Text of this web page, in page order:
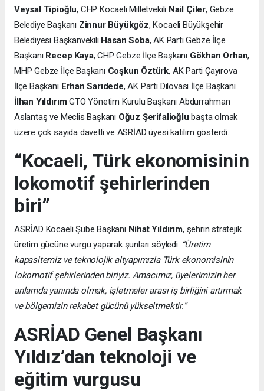
Veysal Tipioğlu, CHP Kocaeli Milletvekili Nail Çiler, Gebze
Belediye Başkanı Zinnur Büyükgöz, Kocaeli Büyükşehir
Belediyesi Başkanvekili Hasan Soba, AK Parti Gebze İlçe
Başkanı Recep Kaya, CHP Gebze İlçe Başkanı Gökhan Orhan,
MHP Gebze İlçe Başkanı Coşkun Öztürk, AK Parti Çayırova
İlçe Başkanı Erhan Sarıdede, AK Parti Dilovası İlçe Başkanı
İlhan YıldırımGTO Yönetim Kurulu Başkanı Abdurrahman
Aslantaş ve Meclis Başkanı Oğuz Şerifalioğlu başta olmak
üzere çok sayıda davetli ve ASRİAD üyesi katılım gösterdi.
“Kocaeli, Türk ekonomisinin
lokomotif şehirlerinden
biri”
ASRİAD Kocaeli Şube Başkanı Nihat Yıldırım, şehrin stratejik
üretim gücüne vurgu yaparak şunları söyledi: “Üretim
kapasitemiz ve teknolojik altyapımızla Türk ekonomisinin
lokomotif şehirlerinden biriyiz. Amacımız, üyelerimizin her
anlamda yanında olmak, işletmeler arası iş birliğini artırmak
ve bölgemizin rekabet gücünü yükseltmektir.”
ASRİAD Genel Başkanı
Yıldız’dan teknoloji ve
eğitim vurgusu